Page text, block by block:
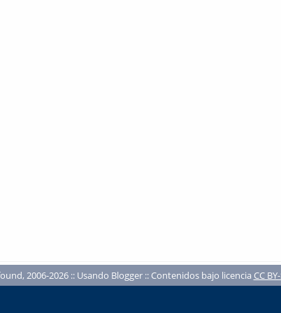
2006-2026 :: Usando Blogger :: Contenidos bajo licencia CC